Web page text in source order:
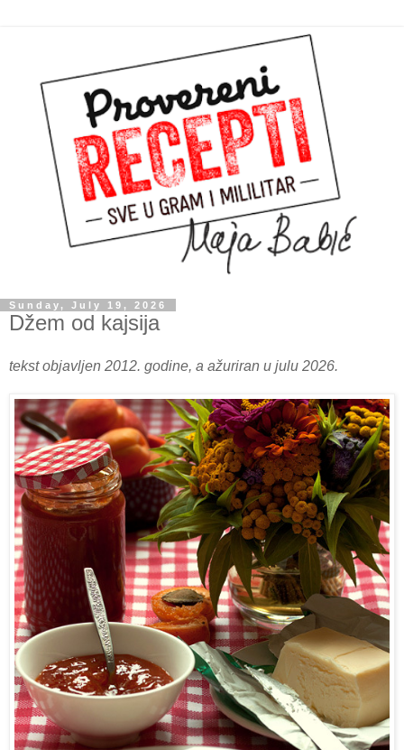
Sunday, July 19, 2026
Džem od kajsija
tekst objavljen 2012. godine, a ažuriran u julu 2026.